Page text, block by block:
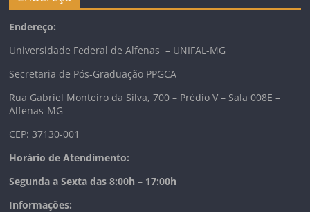
Endereço:
Universidade Federal de Alfenas – UNIFAL-MG
Secretaria de Pós-Graduação PPGCA
Rua Gabriel Monteiro da Silva, 700 – Prédio V – Sala 008E –
Alfenas-MG
CEP: 37130-001
Horário de Atendimento:
Segunda a Sexta das 8:00h – 17:00h
Informações: